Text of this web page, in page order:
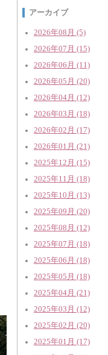
アーカイブ
2026年08月 (5)
2026年07月 (15)
2026年06月 (11)
2026年05月 (20)
2026年04月 (12)
2026年03月 (18)
2026年02月 (17)
2026年01月 (21)
2025年12月 (15)
2025年11月 (18)
2025年10月 (13)
2025年09月 (20)
2025年08月 (12)
2025年07月 (18)
2025年06月 (18)
2025年05月 (18)
2025年04月 (21)
2025年03月 (12)
2025年02月 (20)
2025年01月 (17)